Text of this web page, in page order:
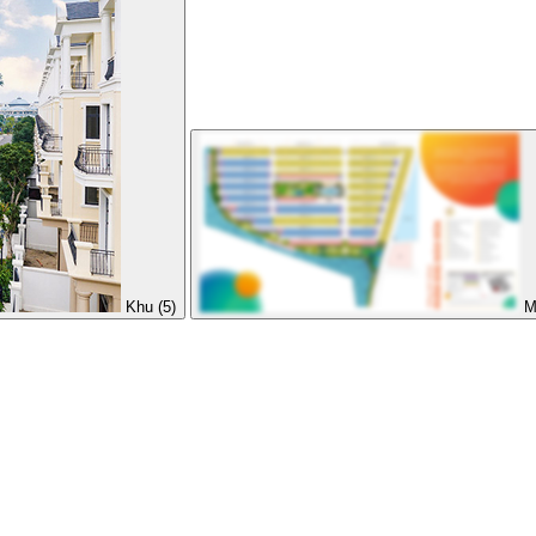
Khu (5)